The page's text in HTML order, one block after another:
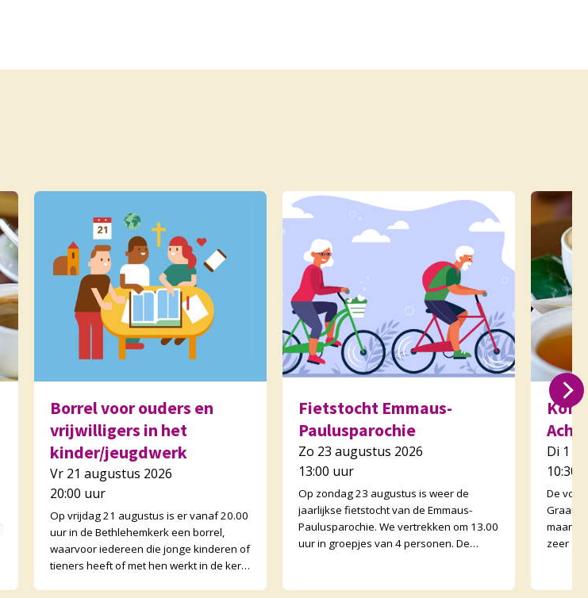
Borrel voor ouders en
vrijwilligers in het
kinder/jeugdwerk
Vr 21 augustus 2026
20:00 uur
Op vrijdag 21 augustus is er vanaf 20.00
uur in de Bethlehemkerk een borrel,
waarvoor iedereen die jonge kinderen of
tieners heeft of met hen werkt in de kerk
Fietstocht Emmaus-
Paulusparochie
Zo 23 augustus 2026
13:00 uur
Op zondag 23 augustus is weer de
jaarlijkse fietstocht van de Emmaus-
Paulusparochie. We vertrekken om 13.00
uur in groepjes van 4 personen. De
Di 1
10:30
De
maand
zeer